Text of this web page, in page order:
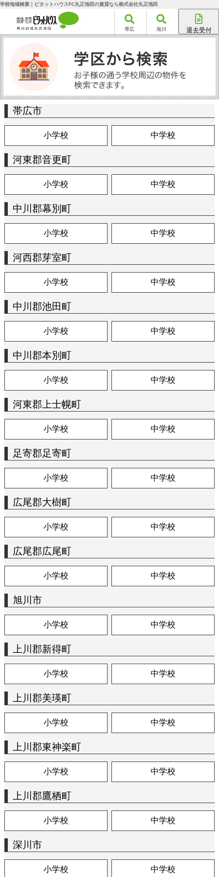
学校地域検索｜ピタットハウスFC丸正池田の賃貸なら株式会社丸正池田
帯広 旭川 退去受付
帯広店
帯広市
小学校 中学校
河東郡音更町
小学校 中学校
中川郡幕別町
小学校 中学校
河西郡芽室町
小学校 中学校
中川郡池田町
小学校 中学校
中川郡本別町
小学校 中学校
河東郡上士幌町
小学校 中学校
足寄郡足寄町
小学校 中学校
広尾郡大樹町
小学校 中学校
広尾郡広尾町
小学校 中学校
旭川市
小学校 中学校
上川郡新得町
小学校 中学校
上川郡美瑛町
小学校 中学校
上川郡東神楽町
小学校 中学校
上川郡鷹栖町
小学校 中学校
深川市
小学校 中学校